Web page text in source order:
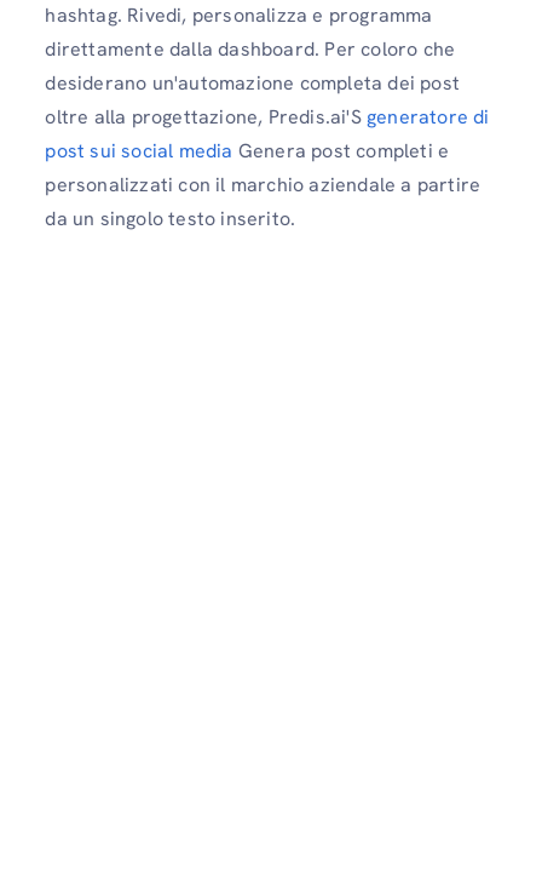
hashtag. Rivedi, personalizza e programma
direttamente dalla dashboard. Per coloro che
desiderano un'automazione completa dei post
oltre alla progettazione, Predis.ai'S generatore di
post sui social media Genera post completi e
personalizzati con il marchio aziendale a partire
da un singolo testo inserito.